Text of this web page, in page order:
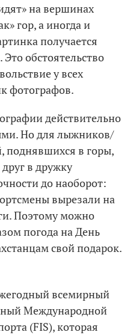
на вершинах
гор, а иногда и
получается
обстоятельство
у всех
фотографов.
действительно
Но для лыжников/
поднявшихся в горы,
в дружку
до наоборот:
вырезали на
Поэтому можно
погода на День
свой подарок.
всемирный
Международной
(FIS), которая